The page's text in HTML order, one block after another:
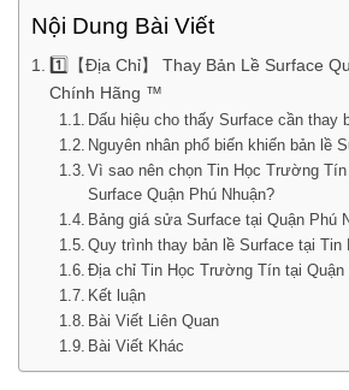
Nội Dung Bài Viết
1️⃣【Địa Chỉ】 Thay Bản Lề Surface
Chính Hãng ™
Dấu hiệu cho thấy Surface cần thay
Nguyên nhân phổ biến khiến bản lề
Vì sao nên chọn Tin Học Trường
Surface Quận Phú Nhuận?
Bảng giá sửa Surface tại Quận Phú
Quy trình thay bản lề Surface tại
Địa chỉ Tin Học Trường Tín tại Quận
Kết luận
Bài Viết Liên Quan
Bài Viết Khác